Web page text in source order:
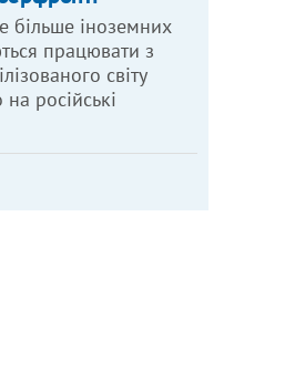
більше іноземних
працювати з
світу
російські